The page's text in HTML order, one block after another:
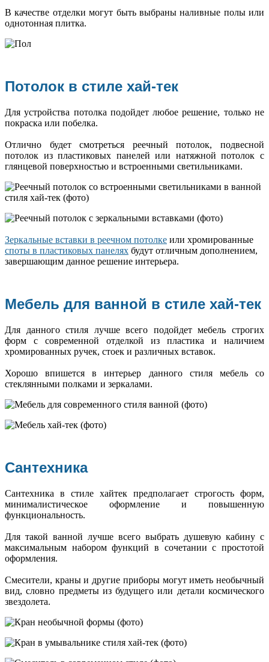
В качестве отделки могут быть выбраны наливные полы или
однотонная плитка.
Потолок в стиле хай-тек
Для устройства потолка подойдет любое решение, только не
покраска или побелка.
Отлично будет смотреться реечный потолок, подвесной
потолок из пластиковых панелей или натяжной потолок с
глянцевой поверхностью и встроенными светильниками.
Зеркальные вставки в реечном потолке или хромированные
споты в пластиковых панелях будут отличным дополнением,
завершающим данное решение интерьера.
Мебель для ванной в стиле хай-тек
Для данного стиля лучше всего подойдет мебель строгих
форм с современной отделкой из пластика и наличием
хромированных ручек, стоек и различных вставок.
Хорошо впишется в интерьер данного стиля мебель со
стеклянными полками и зеркалами.
Сантехника
Сантехника в стиле хайтек предполагает строгость форм,
минималистическое оформление и повышенную
функциональность.
Для такой ванной лучше всего выбрать душевую кабину с
максимальным набором функций в сочетании с простотой
оформления.
Смесители, краны и другие приборы могут иметь необычный
вид, словно предметы из будущего или детали космического
звездолета.